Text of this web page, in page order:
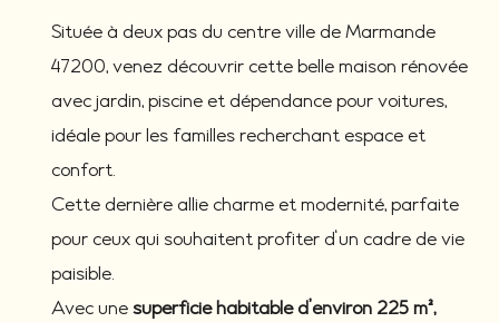
Située à deux pas du centre ville de Marmande
47200, venez découvrir cette belle maison rénovée
avec jardin, piscine et dépendance pour voitures,
idéale pour les familles recherchant espace et
confort.
Cette dernière allie charme et modernité, parfaite
pour ceux qui souhaitent profiter d'un cadre de vie
paisible.
Avec unesuperficie habitable d’environ 225 m²,